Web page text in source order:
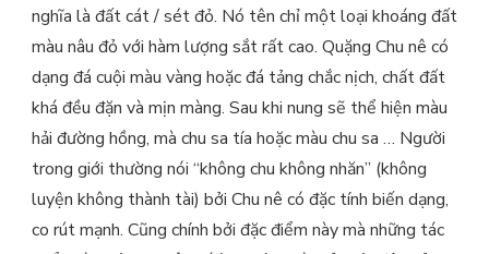
nghĩa là đất cát / sét đỏ. Nó tên chỉ một loại khoáng đất
màu nâu đỏ với hàm lượng sắt rất cao. Quặng Chu nê có
dạng đá cuội màu vàng hoặc đá tảng chắc nịch, chất đất
khá đều đặn và mịn màng. Sau khi nung sẽ thể hiện màu
hải đường hồng, mà chu sa tía hoặc màu chu sa … Người
trong giới thường nói “không chu không nhăn” (không
luyện không thành tài) bởi Chu nê có đặc tính biến dạng,
co rút mạnh. Cũng chính bởi đặc điểm này mà những tác